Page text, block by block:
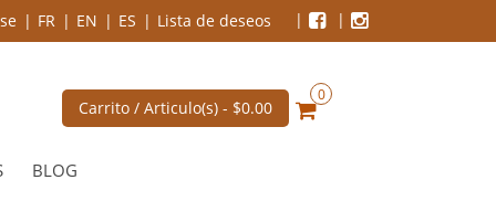
FR EN ES Lista de deseos
Carrito / Articulo(s) - $0.00
0
BLOG